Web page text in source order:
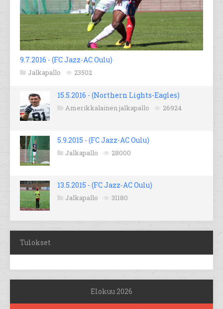
9.7.2016 - (FC Jazz-AC Oulu)
Jalkapallo 23502
15.5.2016 - (Northern Lights-Eagles)
Amerikkalainen jalkapallo 26924
5.9.2015 - (FC Jazz-AC Oulu)
Jalkapallo 28000
13.5.2015 - (FC Jazz-AC Oulu)
Jalkapallo 31180
Tulokset
Elokuu 2026